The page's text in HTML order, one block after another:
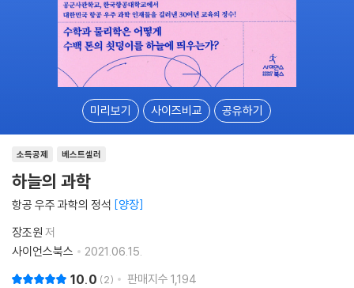
미리보기 사이즈비교 공유하기
소득공제 베스트셀러
하늘의 과학
항공 우주 과학의 정석 양장
장조원 저
사이언스북스
2021.06.15.
10.0 2 판매지수 1,194